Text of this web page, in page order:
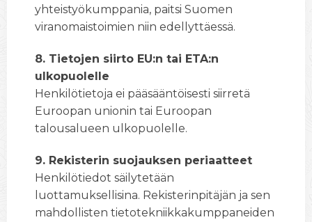
yhteistyökumppania, paitsi Suomen
viranomaistoimien niin edellyttäessä.
8. Tietojen siirto EU:n tai ETA:n
ulkopuolelle
Henkilötietoja ei pääsääntöisesti siirretä
Euroopan unionin tai Euroopan
talousalueen ulkopuolelle.
9. Rekisterin suojauksen periaatteet
Henkilötiedot säilytetään
luottamuksellisina. Rekisterinpitäjän ja sen
mahdollisten tietotekniikkakumppaneiden